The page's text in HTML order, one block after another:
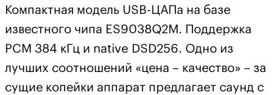
Компактная модель USB-ЦАПа на базе
известного чипа ES9038Q2M. Поддержка
РСМ 384 кГц и native DSD256. Одно из
лучших соотношений «цена – качество» – за
сущие копейки аппарат предлагает саунд с